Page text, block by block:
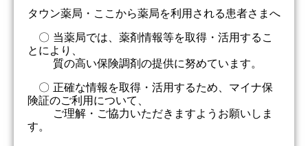
タウン薬局・ここから薬局を利用される患者さまへ
〇 当薬局では、薬剤情報等を取得・活用するこ
とにより、
質の高い保険調剤の提供に努めています。
〇 正確な情報を取得・活用するため、マイナ保
険証のご利用について、
ご理解・ご協力いただきますようお願いしま
す。